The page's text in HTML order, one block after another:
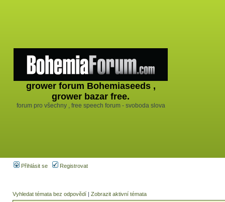
grower forum Bohemiaseeds ,
grower bazar free.
forum pro všechny , free speech forum - svoboda slova
Přihlásit se Registrovat
Vyhledat témata bez odpovědí | Zobrazit aktivní témata